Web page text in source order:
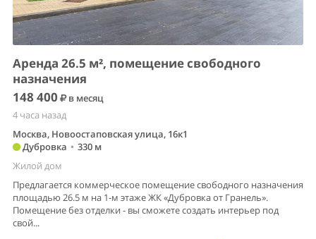
Аренда 26.5 м², помещение свободного
назначения
148 400
в месяц
4 часа назад
Москва, Новоостаповская улица, 16к1
Дубровка • 330 м
Жилой дом
Предлагается коммерческое помещение свободного назначения
площадью 26.5 м на 1-м этаже ЖК «Дубровка от Гранель».
Помещение без отделки - вы сможете создать интерьер под
свой...